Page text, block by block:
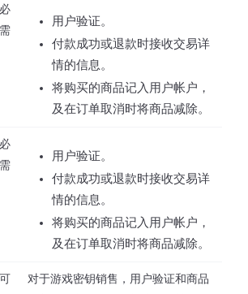
必
需
用户验证。
付款成功或退款时接收交易详
情的信息。
将购买的商品记入用户帐户，
及在订单取消时将商品减除。
必
需
用户验证。
付款成功或退款时接收交易详
情的信息。
将购买的商品记入用户帐户，
及在订单取消时将商品减除。
可
对于游戏密钥销售，用户验证和商品